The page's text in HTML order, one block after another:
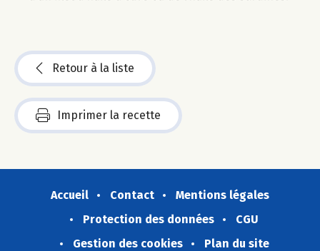
Retour à la liste
Imprimer la recette
Accueil Contact
Mentions légales
Protection des données
CGU
Gestion des cookies
Plan du site